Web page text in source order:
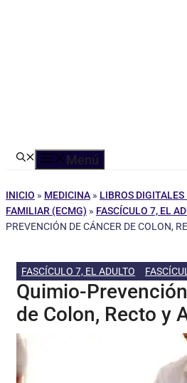
Menú
INICIO » MEDICINA » LIBROS
FAMILIAR (ECMG) » FASCÍCULO 7, EL
PREVENCIÓN DE CÁNCER DE COLON,
FASCÍCULO 7, EL ADULTO
Quimio-
de Colon, Recto y